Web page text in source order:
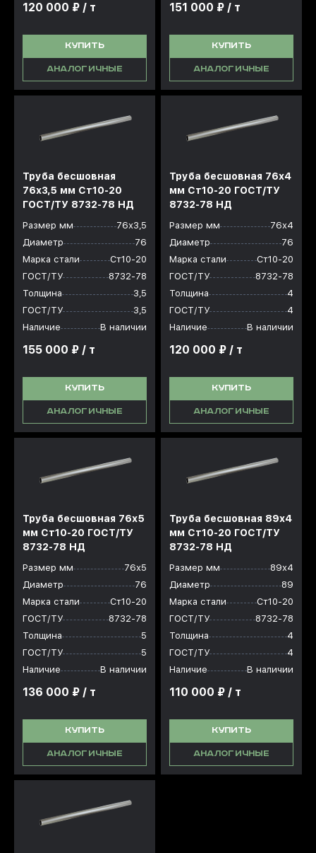
120 000 ₽ / т
КУПИТЬ
АНАЛОГИЧНЫЕ
151 000 ₽ / т
КУПИТЬ
АНАЛОГИЧНЫЕ
Труба бесшовная
76x3,5 мм Ст10-20
ГОСТ/ТУ 8732-78 НД
Размер мм
76х3,5
Диаметр
76
Марка стали
Ст10-20
ГОСТ/ТУ
8732-78
Толщина
3,5
ГОСТ/ТУ
3,5
Наличие
В наличии
155 000 ₽ / т
КУПИТЬ
АНАЛОГИЧНЫЕ
Труба бесшовная 76x4
мм Ст10-20 ГОСТ/ТУ
8732-78 НД
Размер мм
76х4
Диаметр
76
Марка стали
Ст10-20
ГОСТ/ТУ
8732-78
Толщина
4
ГОСТ/ТУ
4
Наличие
В наличии
120 000 ₽ / т
КУПИТЬ
АНАЛОГИЧНЫЕ
Труба бесшовная 76x5
мм Ст10-20 ГОСТ/ТУ
8732-78 НД
Размер мм
76х5
Диаметр
76
Марка стали
Ст10-20
ГОСТ/ТУ
8732-78
Толщина
5
ГОСТ/ТУ
5
Наличие
В наличии
136 000 ₽ / т
КУПИТЬ
АНАЛОГИЧНЫЕ
Труба бесшовная 89x4
мм Ст10-20 ГОСТ/ТУ
8732-78 НД
Размер мм
89х4
Диаметр
89
Марка стали
Ст10-20
ГОСТ/ТУ
8732-78
Толщина
4
ГОСТ/ТУ
4
Наличие
В наличии
110 000 ₽ / т
КУПИТЬ
АНАЛОГИЧНЫЕ